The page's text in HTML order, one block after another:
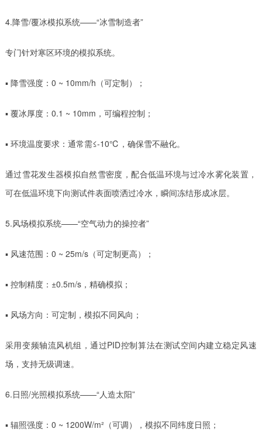
4️.降雪/覆冰模拟系统——“冰雪制造者”
专门针对寒区环境的模拟系统。
▪ 降雪强度：0 ~ 10mm/h（可定制）；
▪ 覆冰厚度：0.1 ~ 10mm，可编程控制；
▪ 环境温度要求：通常需≤-10℃，确保雪不融化。
通过雪花发生器模拟自然雪密度，配合低温环境与过冷水雾化装置，
可在低温环境下向测试件表面喷洒过冷水，瞬间冻结形成冰层。
5️.风场模拟系统——“空气动力的操控者”
▪ 风速范围：0 ~ 25m/s（可定制更高）；
▪ 控制精度：±0.5m/s，精确模拟；
▪ 风场方向：可定制，模拟不同风向；
采用变频轴流风机组，通过PID控制算法在测试空间内建立稳定风速
场，支持无级调速。
6️.日照/光照模拟系统——“人造太阳”
▪ 辐照强度：0 ~ 1200W/m²（可调），模拟不同纬度日照；